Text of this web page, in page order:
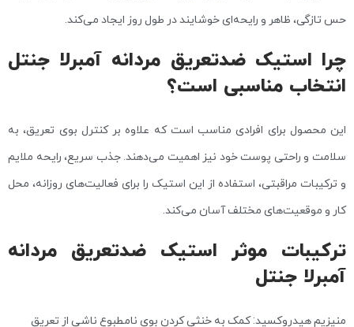
حس تازگی، ظاهر و رایحه‌ای خوشایند در طول روز ایجاد می‌کند.
چرا استیک ضدتعریق مردانه آمبرلا جنتل
انتخاب مناسبی است؟
این محصول برای افرادی مناسب است که علاوه بر کنترل بوی تعریق، به
سلامت و راحتی پوست خود نیز اهمیت می‌دهند. جذب سریع، رایحه ملایم
و ترکیبات مراقبتی، استفاده از این استیک را برای فعالیت‌های روزانه، محل
کار و موقعیت‌های مختلف آسان می‌کند.
ترکیبات موثر استیک ضدتعریق مردانه
آمبرلا جنتل
منیزیم هیدروکسید: کمک به خنثی کردن بوی نامطبوع ناشی از تعریق